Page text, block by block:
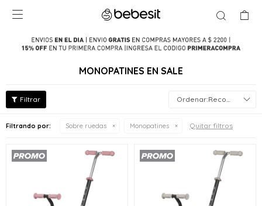

MONOPATINES EN SALE
Recomendados
Filtrando por: Sobre ruedas Monopatines Quitar filtros